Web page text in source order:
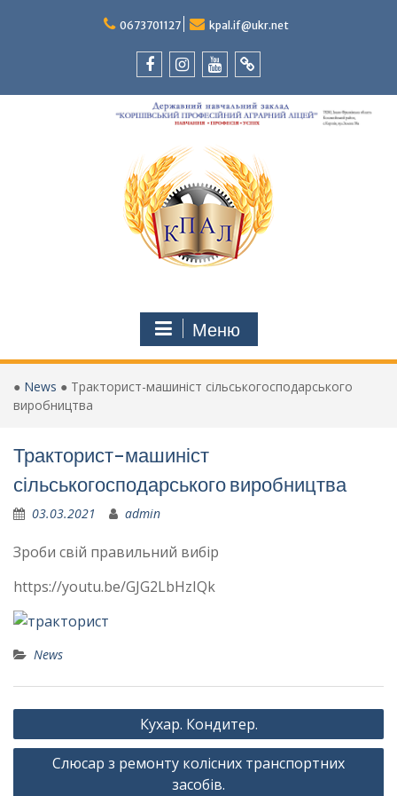
0673701127 kpal.if@ukr.net
Tok
Меню
● News ● Тракторист-машиніст сільськогосподарського
виробництва
Тракторист-машиніст
сільськогосподарського виробництва
03.03.2021 admin
Зроби свій правильний вибір
https://youtu.be/GJG2LbHzIQk
News
Навігація
записів
Кухар. Кондитер.
Слюсар з ремонту колісних транспортних
засобів.